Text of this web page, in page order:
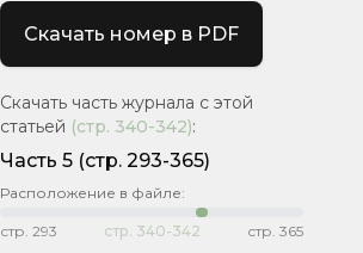
Скачать номер в PDF
Скачать часть журнала с этой
статьей (стр. 340-342):
Часть 5 (стр. 293-365)
Расположение в файле:
стр. 293 стр. 340-342 стр. 365